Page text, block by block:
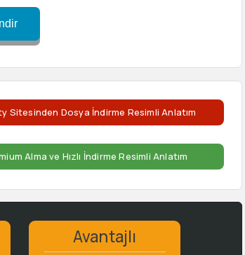
Sitesinden Dosya İndirme Resimli Anlatım
Alma ve Hızlı İndirme Resimli Anlatım
Avantajlı